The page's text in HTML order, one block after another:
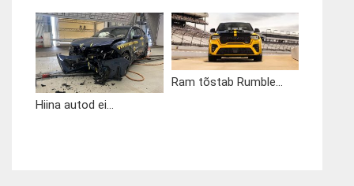
Hiina autod ei...
Ram tõstab Rumble...